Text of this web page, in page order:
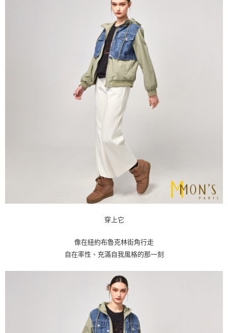
穿上它
像在紐約布魯克林街角行走
自在率性、充滿自我風格的那一刻